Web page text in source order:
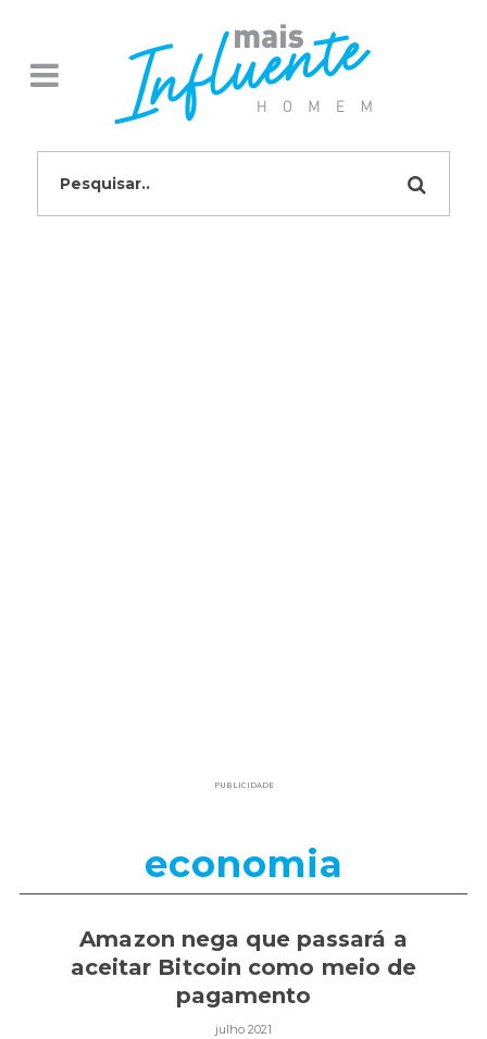
PUBLICIDADE
economia
Amazon nega que passará a
aceitar Bitcoin como meio de
pagamento
julho 2021